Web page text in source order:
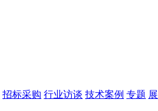
招标采购 行业访谈 技术案例 专题